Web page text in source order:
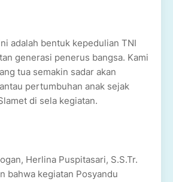
adalah bentuk kepedulian TNI
generasi penerus bangsa. Kami
tua semakin sadar akan
pertumbuhan anak sejak
di sela kegiatan.
Herlina Puspitasari, S.S.Tr.
bahwa kegiatan Posyandu